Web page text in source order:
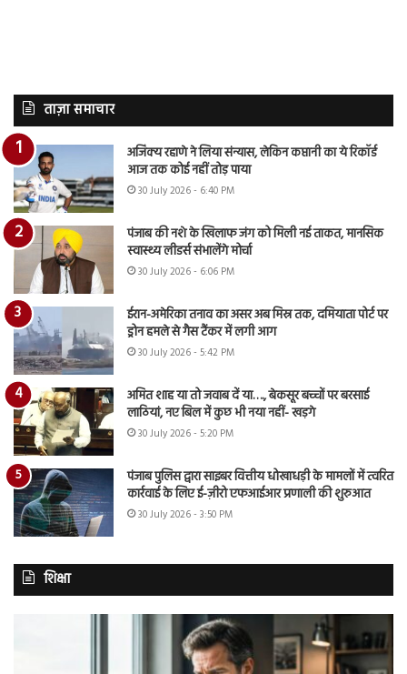
ताज़ा समाचार
अजिंक्य रहाणे ने लिया संन्यास, लेकिन कप्तानी का ये रिकॉर्ड
आज तक कोई नहीं तोड़ पाया
30 July 2026 - 6:40 PM
पंजाब की नशे के खिलाफ जंग को मिली नई ताकत, मानसिक
स्वास्थ्य लीडर्स संभालेंगे मोर्चा
30 July 2026 - 6:06 PM
ईरान-अमेरिका तनाव का असर अब मिस्र तक, दमियाता पोर्ट पर
ड्रोन हमले से गैस टैंकर में लगी आग
30 July 2026 - 5:42 PM
अमित शाह या तो जवाब दें या…., बेकसूर बच्चों पर बरसाई
लाठियां, नए बिल में कुछ भी नया नहीं- खड़गे
30 July 2026 - 5:20 PM
पंजाब पुलिस द्वारा साइबर वित्तीय धोखाधड़ी के मामलों में त्वरित
कार्रवाई के लिए ई-ज़ीरो एफआईआर प्रणाली की शुरुआत
30 July 2026 - 3:50 PM
शिक्षा